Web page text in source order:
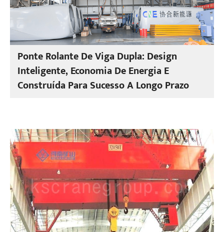
Ponte Rolante De Viga Dupla: Design
Inteligente, Economia De Energia E
Construída Para Sucesso A Longo Prazo